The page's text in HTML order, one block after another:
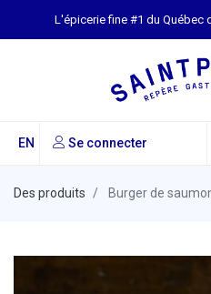
L'épicerie fine #1 du
EN Se connecter
Des produits Burger de